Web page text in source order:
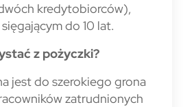
kredytobiorców),
do 10 lat.
z pożyczki?
jest do szerokiego grona
zatrudnionych